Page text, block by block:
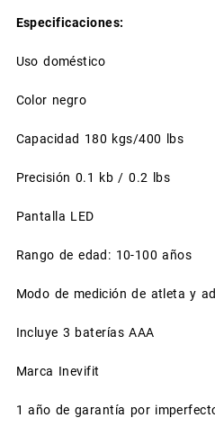
Especificaciones:
Uso doméstico
Color negro
Capacidad 180 kgs/400 lbs
Precisión 0.1 kb / 0.2 lbs
Pantalla LED
Rango de edad: 10-100 años
Modo de medición de atleta y
Incluye 3 baterías AAA
Marca Inevifit
1 año de garantía por